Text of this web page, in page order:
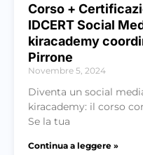
Corso +
IDCERT Social
kiracademy
Pirrone
Novembre 5, 2024
Diventa un social
kiracademy: il corso
Se la tua
Continua a leggere »